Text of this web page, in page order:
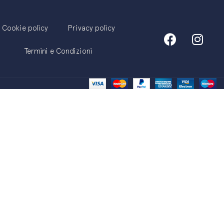
Cookie policy Privacy policy
Termini e Condizioni